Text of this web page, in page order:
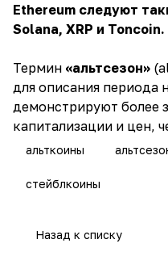
Ethereum следуют
Solana, XRP и Toncoin.
Термин «альтсезон»
для описания периода
демонстрируют более
капитализации и цен,
альткоины
стейблкоины
Назад к списку